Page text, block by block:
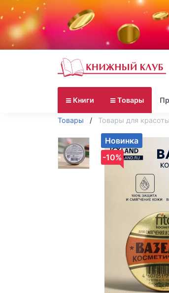
Книги Товары
Товары Товары для
Новинка
-10%